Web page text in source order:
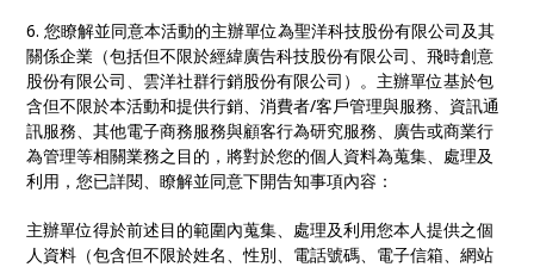
6. 您瞭解並同意本活動的主辦單位為聖洋科技股份有限公司及其
關係企業（包括但不限於經緯廣告科技股份有限公司、飛時創意
股份有限公司、雲洋社群行銷股份有限公司）。主辦單位基於包
含但不限於本活動和提供行銷、消費者/客戶管理與服務、資訊通
訊服務、其他電子商務服務與顧客行為研究服務、廣告或商業行
為管理等相關業務之目的，將對於您的個人資料為蒐集、處理及
利用，您已詳閱、瞭解並同意下開告知事項內容：
主辦單位得於前述目的範圍內蒐集、處理及利用您本人提供之個
人資料（包含但不限於姓名、性別、電話號碼、電子信箱、網站